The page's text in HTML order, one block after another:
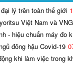
lý trên toàn thế giới
Việt Nam và
- hiệu chuẩn máy đo
đông hậu Covid-19
khi làm việc trong